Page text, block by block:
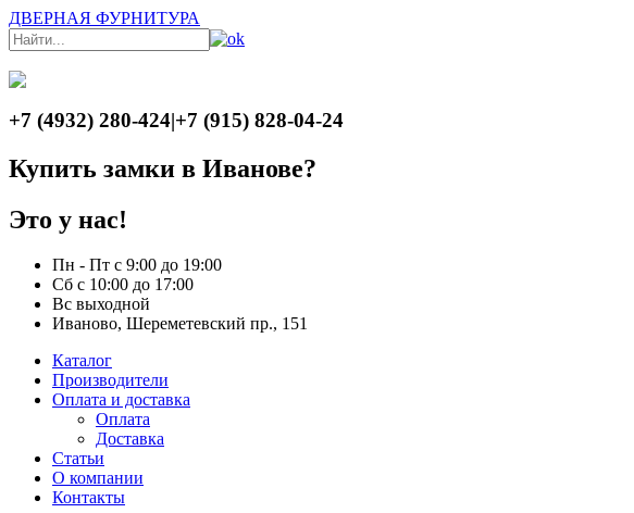
ДВЕРНАЯ ФУРНИТУРА
+7 (4932) 280-424|+7 (915) 828-04-24
Купить замки в Иванове?
Это у нас!
Пн - Пт с 9:00 до 19:00
Сб с 10:00 до 17:00
Вс выходной
Иваново, Шереметевский пр., 151
Каталог
Производители
Оплата и доставка
Оплата
Доставка
Статьи
О компании
Контакты